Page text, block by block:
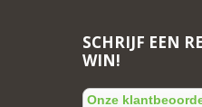
SCHRIJF EEN
WIN!